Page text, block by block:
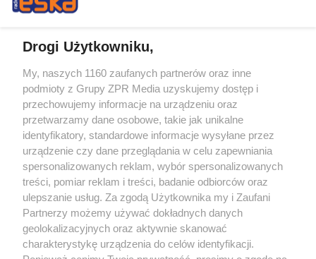
Żaden utwór zamieszczony w serwisie nie może być powielany i
rozpowszechniany lub dalej rozpowszechniany w jakikolwiek sposób (w
tym także elektroniczny lub mechaniczny) na jakimkolwiek polu
eksploatacji w jakiejkolwiek formie, włącznie z umieszczaniem w Internecie
bez pisemnej zgody właściciela praw. Jakiekolwiek użycie lub
wykorzystanie utworów w całości lub w części z naruszeniem prawa, tzn.
bez właściwej zgody, jest zabronione pod groźbą kary i może być ścigane
prawnie.
Drogi Użytkowniku,
My, naszych 1160 zaufanych partnerów oraz inne
podmioty z Grupy ZPR Media uzyskujemy dostęp i
przechowujemy informacje na urządzeniu oraz
przetwarzamy dane osobowe, takie jak unikalne
identyfikatory, standardowe informacje wysyłane przez
urządzenie czy dane przeglądania w celu zapewniania
spersonalizowanych reklam, wybór spersonalizowanych
treści, pomiar reklam i treści, badanie odbiorców oraz
ulepszanie usług. Za zgodą Użytkownika my i Zaufani
Partnerzy możemy używać dokładnych danych
geolokalizacyjnych oraz aktywnie skanować
charakterystykę urządzenia do celów identyfikacji.